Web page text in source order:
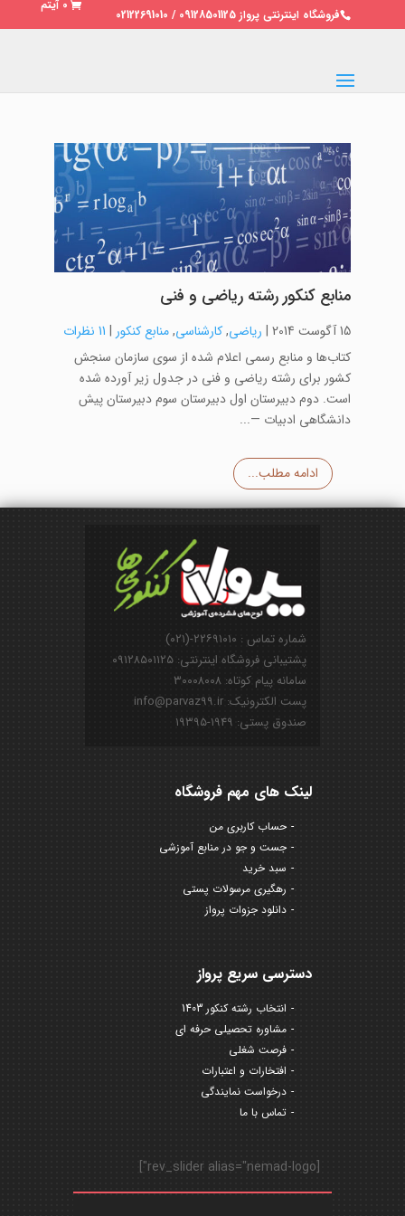
فروشگاه اینترنتی پرواز 09128501125 / 02122691010
0 آیتم
منابع کنکور رشته ریاضی و فنی
15 آگوست 2014 | ریاضی,کارشناسی,منابع کنکور | 11 نظرات
کتاب‌ها و منابع رسمی اعلام شده از سوی سازمان سنجش
کشور برای رشته ریاضی و فنی در جدول زیر آورده شده
است. دوم دبیرستان اول دبیرستان سوم دبیرستان پیش
دانشگاهی ادبیات —...
ادامه مطلب...
شماره تماس : ۲۲۶۹۱۰۱۰-(۰۲۱)
پشتیبانی فروشگاه اینترنتی: ۰۹۱۲۸۵۰۱۱۲۵
سامانه پیام کوتاه: ۳۰۰۰۸۰۰۸
پست الکترونیک: info@parvaz99.ir
صندوق پستی: ۱۹۴۹-۱۹۳۹۵
لینک های مهم فروشگاه
حساب کاربری من
جست و جو در منابع آموزشی
سبد خرید
رهگیری مرسولات پستی
دانلود جزوات پرواز
دسترسی سریع پرواز
انتخاب رشته کنکور 1403
مشاوره تحصیلی حرفه ای
فرصت شغلی
افتخارات و اعتبارات
درخواست نمایندگی
تماس با ما
[rev_slider alias="nemad-logo"]